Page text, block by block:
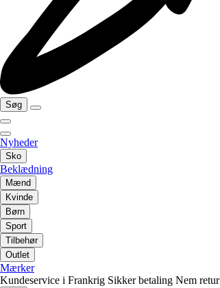
Søg
Nyheder
Sko
Beklædning
Mænd
Kvinde
Børn
Sport
Tilbehør
Outlet
Mærker
Kundeservice i Frankrig Sikker betaling Nem retur